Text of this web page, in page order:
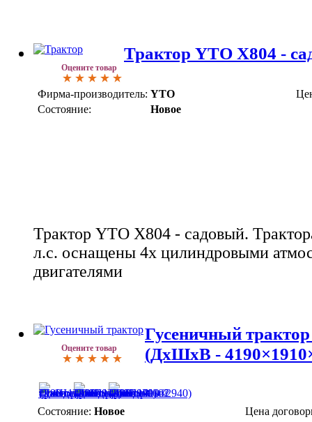
Оцените товар
Трактор YTO X804 -
Фирма-производитель: YTO
Состояние:
Новое
Трактор YTO X804 - садовый.
л.с. оснащены 4х цилиндровыми
двигателями
Оцените товар
Гусеничный
(ДхШхВ -
Состояние: Новое Цена